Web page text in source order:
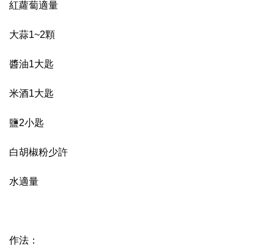
紅蘿蔔適量
大蒜1~2顆
醬油1大匙
米酒1大匙
鹽2小匙
白胡椒粉少許
水適量
作法：